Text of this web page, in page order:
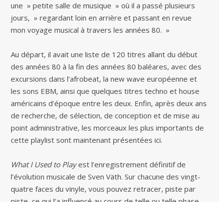
une » petite salle de musique » où il a passé plusieurs
jours, » regardant loin en arrière et passant en revue
mon voyage musical à travers les années 80. »
Au départ, il avait une liste de 120 titres allant du début
des années 80 à la fin des années 80 baléares, avec des
excursions dans l’afrobeat, la new wave européenne et
les sons EBM, ainsi que quelques titres techno et house
américains d’époque entre les deux. Enfin, après deux ans
de recherche, de sélection, de conception et de mise au
point administrative, les morceaux les plus importants de
cette playlist sont maintenant présentées ici.
What I Used to Playest l’enregistrement définitif de
l’évolution musicale de Sven Väth. Sur chacune des vingt-
quatre faces du vinyle, vous pouvez retracer, piste par